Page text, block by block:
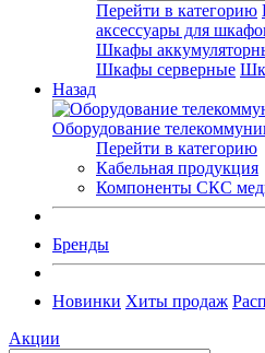
Перейти в категорию
аксессуары для
Шкафы
Шкафы серверные
Назад
Оборудование
Перейти в категорию
Кабельная продукция
Компоненты СКС
Бренды
Новинки Хиты продаж
Акции